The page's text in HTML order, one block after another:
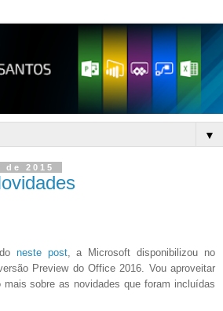
▼
de 2015
neste post, a Microsoft disponibilizou no
Preview do Office 2016. Vou aproveitar
mais sobre as novidades que foram incluídas